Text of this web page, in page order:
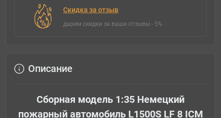
Скидка за отзыв
дарим скидки за ваши отзывы - 5%
Описание
Сборная модель 1:35 Немецкий
пожарный автомобиль L1500S LF 8 ICM